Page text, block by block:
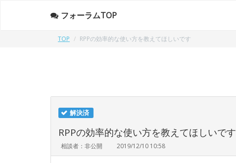
フォーラムTOP
TOP RPPの効率的な使い方を教えてほしいです
解決済
RPPの効率的な使い方を教えてほしいです
相談者：非公開 2019/12/10 10:58